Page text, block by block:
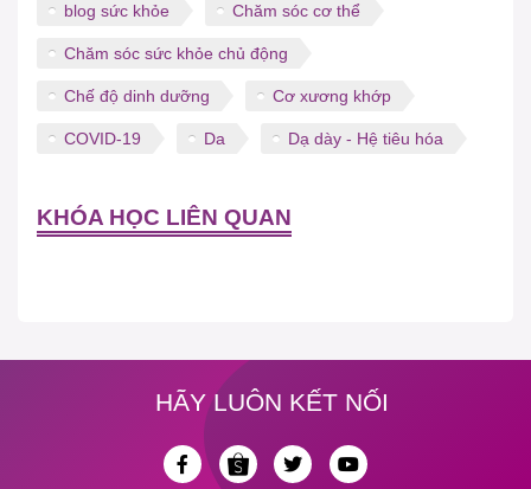
blog sức khỏe Chăm sóc cơ thể
Chăm sóc sức khỏe chủ động
Chế độ dinh dưỡng Cơ xương khớp
COVID-19 Da Dạ dày - Hệ tiêu hóa
KHÓA HỌC LIÊN QUAN
HÃY LUÔN KẾT NỐI